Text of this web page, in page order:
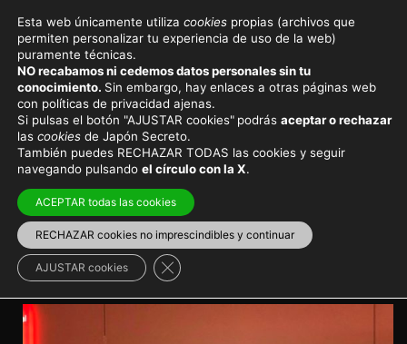
Viajar a Japón Consejos de viaje
Pocket Wifi en Japón,
dispositivo de Internet para
viajar en grupo
Un potente dispositivo Pocket WiFi es la solución
ideal para viajeros que necesitan conectarse por
trabajo o para quienes viajan en grupo
Imprescindibles para viajar
Esta web únicamente utiliza cookies propias (archivos que
permiten personalizar tu experiencia de uso de la web)
puramente técnicas.
NO recabamos ni cedemos datos personales sin tu
conocimiento. Sin embargo, hay enlaces a otras páginas web
con políticas de privacidad ajenas.
Si pulsas el botón "AJUSTAR cookies" podrás aceptar o rechazar
las cookies de Japón Secreto.
También puedes RECHAZAR TODAS las cookies y seguir
navegando pulsando el círculo con la X.
ACEPTAR todas las cookies
RECHAZAR cookies no imprescindibles y continuar
AJUSTAR cookies Cerrar el banner de cookies RGPD